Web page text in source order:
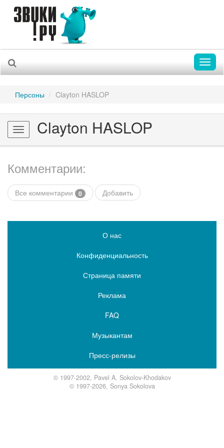
Персоны Clayton HASLOP
Toggle
navigation
Clayton HASLOP
Комментарии:
Все комментарии 0 Добавить
О нас
Конфиденциальность
Страница памяти
Реклама
FAQ
Музыкантам
Пресс-релизы
© 1997-2002, Pavel A. Sokolov-Khodakov
© 1997-2026, Sonya Sokolova